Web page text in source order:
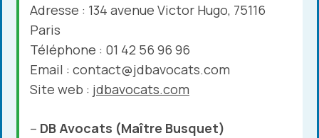
Adresse : 134 avenue Victor Hugo, 75116
Paris
Téléphone : 01 42 56 96 96
Email : contact@jdbavocats.com
Site web : jdbavocats.com
– DB Avocats (Maître Busquet)